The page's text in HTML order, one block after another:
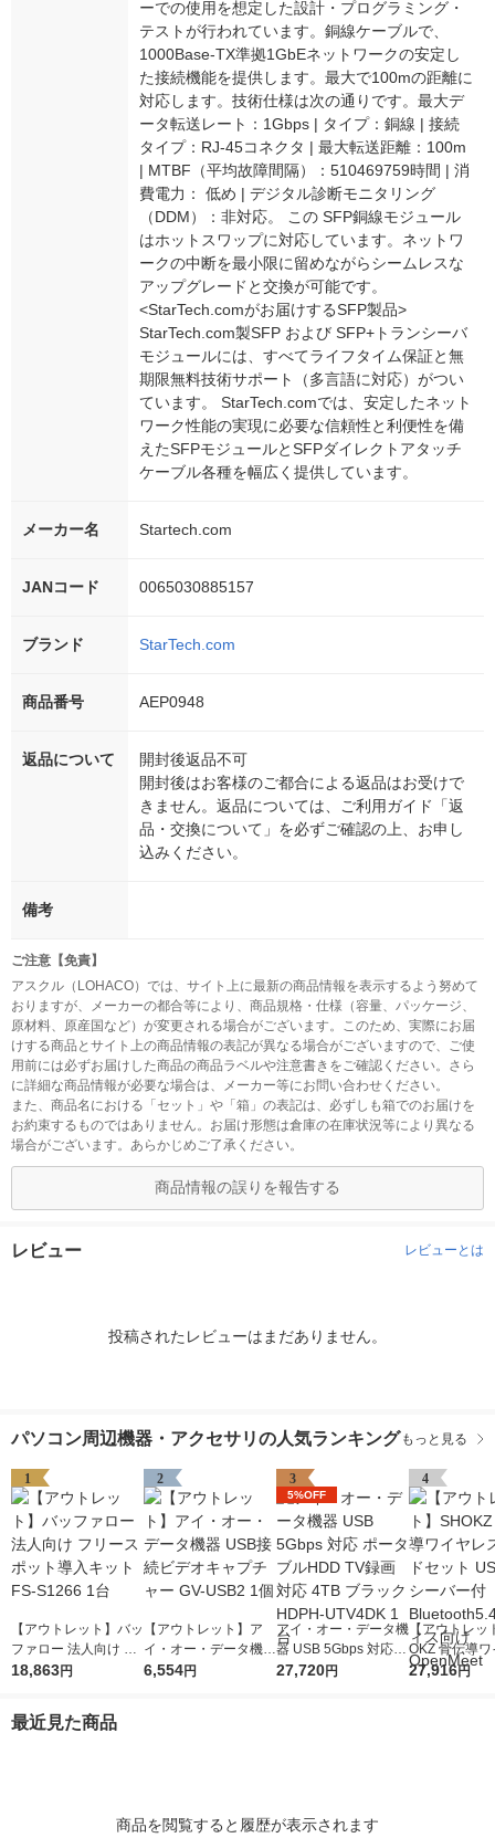
ーでの使用を想定した設計・プログラミング・
テストが行われています。銅線ケーブルで、
1000Base-TX準拠1GbEネットワークの安定し
た接続機能を提供します。最大で100mの距離に
対応します。技術仕様は次の通りです。最大デ
ータ転送レート：1Gbps | タイプ：銅線 | 接続
タイプ：RJ-45コネクタ | 最大転送距離：100m
| MTBF（平均故障間隔）：510469759時間 | 消
費電力： 低め | デジタル診断モニタリング
（DDM）：非対応。 この SFP銅線モジュール
はホットスワップに対応しています。ネットワ
ークの中断を最小限に留めながらシームレスな
アップグレードと交換が可能です。
<StarTech.comがお届けするSFP製品>
StarTech.com製SFP および SFP+トランシーバ
モジュールには、すべてライフタイム保証と無
期限無料技術サポート（多言語に対応）がつい
ています。 StarTech.comでは、安定したネット
ワーク性能の実現に必要な信頼性と利便性を備
えたSFPモジュールとSFPダイレクトアタッチ
ケーブル各種を幅広く提供しています。
メーカー名 Startech.com
JANコード 0065030885157
ブランド StarTech.com
商品番号 AEP0948
返品について
開封後返品不可
開封後はお客様のご都合による返品はお受けで
きません。返品については、ご利用ガイド「返
品・交換について」を必ずご確認の上、お申し
込みください。
備考
ご注意【免責】
アスクル（LOHACO）では、サイト上に最新の商品情報を表示するよう努めて
おりますが、メーカーの都合等により、商品規格・仕様（容量、パッケージ、
原材料、原産国など）が変更される場合がございます。このため、実際にお届
けする商品とサイト上の商品情報の表記が異なる場合がございますので、ご使
用前には必ずお届けした商品の商品ラベルや注意書きをご確認ください。さら
に詳細な商品情報が必要な場合は、メーカー等にお問い合わせください。
また、商品名における「セット」や「箱」の表記は、必ずしも箱でのお届けを
お約束するものではありません。お届け形態は倉庫の在庫状況等により異なる
場合がございます。あらかじめご了承ください。
商品情報の誤りを報告する
レビュー レビューとは
投稿されたレビューはまだありません。
パソコン周辺機器・アクセサリの人気ランキング もっと見る
1
【アウトレット】バッ
ファロー 法人向け フ
リースポット導入キッ
18,863円
2
【アウトレット】ア
イ・オー・データ機器
USB接続ビデオキャ
6,554円
3
5%OFF
アイ・オー・データ機
器 USB 5Gbps 対応
ポータブルHDD TV録
27,720円
4
【アウトレッ
OKZ 骨伝導
スヘッドセッ
27,916円
最近見た商品
商品を閲覧すると履歴が表示されます